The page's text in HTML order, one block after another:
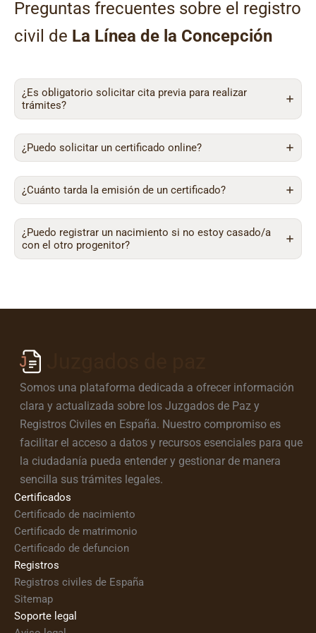
Preguntas frecuentes sobre el registro
civil de La Línea de la Concepción
¿Es obligatorio solicitar cita previa para realizar
trámites?
¿Puedo solicitar un certificado online?
¿Cuánto tarda la emisión de un certificado?
¿Puedo registrar un nacimiento si no estoy casado/a
con el otro progenitor?
Somos una plataforma dedicada a ofrecer información
clara y actualizada sobre los Juzgados de Paz y
Registros Civiles en España. Nuestro compromiso es
facilitar el acceso a datos y recursos esenciales para que
la ciudadanía pueda entender y gestionar de manera
sencilla sus trámites legales.
Certificados
Certificado de nacimiento
Certificado de matrimonio
Certificado de defuncion
Registros
Registros civiles de España
Sitemap
Soporte legal